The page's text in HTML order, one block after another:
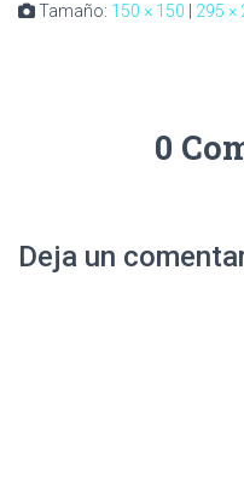
Tamaño: 150 × 150 295 ×
0
Deja un